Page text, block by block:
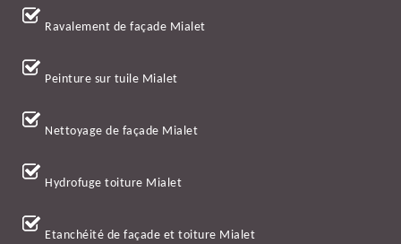
Ravalement de façade Mialet
Peinture sur tuile Mialet
Nettoyage de façade Mialet
Hydrofuge toiture Mialet
Etanchéité de façade et toiture Mialet